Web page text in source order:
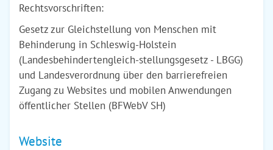
Rechtsvorschriften:
Gesetz zur Gleichstellung von Menschen mit
Behinderung in Schleswig-Holstein
(Landesbehindertengleich-stellungsgesetz - LBGG)
und Landesverordnung über den barrierefreien
Zugang zu Websites und mobilen Anwendungen
öffentlicher Stellen (BFWebV SH)
Website